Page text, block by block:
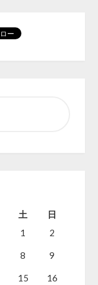
土
日
1
2
8 9
15 16